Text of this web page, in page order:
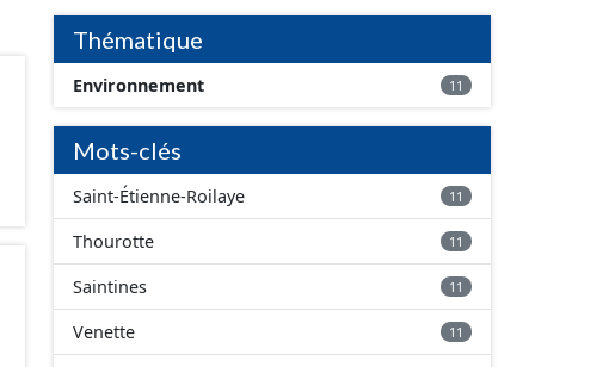
Thématique
Environnement 11
Mots-clés
Saint-Étienne-Roilaye 11
Thourotte 11
Saintines 11
Venette 11